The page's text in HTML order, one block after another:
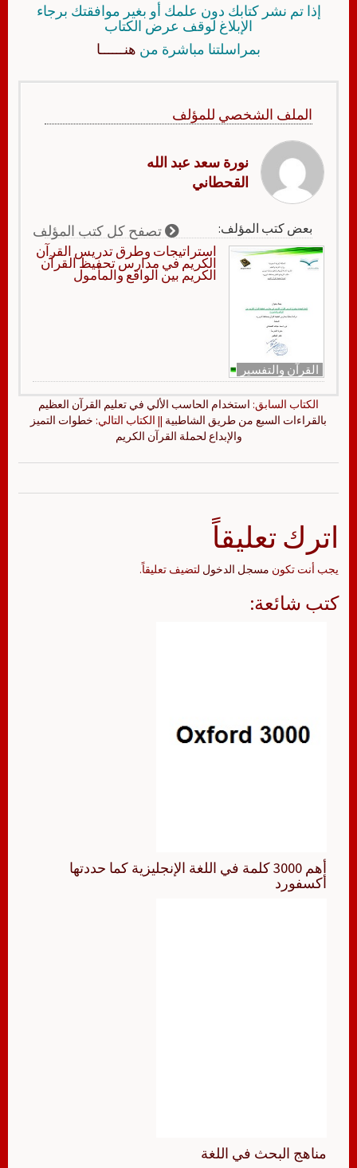
إذا تم نشر كتابك دون علمك أو بغير موافقتك برجاء
الإبلاغ لوقف عرض الكتاب
بمراسلتنا مباشرة من هنــــــا
الملف الشخصي للمؤلف
نورة سعد عبد الله
القحطاني
بعض كتب المؤلف: تصفح كل كتب المؤلف
القرآن والتفسير
استراتيجات وطرق تدريس القرآن
الكريم في مدارس تحفيظ القرآن
الكريم بين الواقع والمأمول
الكتاب السابق: استخدام الحاسب الألي في تعليم القرآن العظيم
بالقراءات السبع من طريق الشاطبية || الكتاب التالي: خطوات التميز
والإبداع لحملة القرآن الكريم
اترك تعليقاً
يجب أنت تكون مسجل الدخول لتضيف تعليقاً.
كتب شائعة:
أهم 3000 كلمة في اللغة الإنجليزية كما حددتها
أكسفورد
مناهج البحث في اللغة